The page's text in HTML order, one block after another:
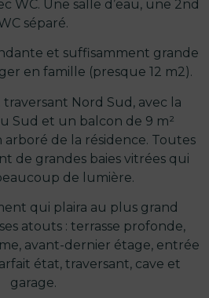
WC. Une salle d’eau, une 2nd
séparé.
et suffisamment grande
en famille (presque 12 m2).
traversant Nord Sud, avec la
Sud et un balcon de 9 m²
de la résidence. Toutes
de grandes baies vitrées qui
de lumière.
qui plaira au plus grand
atouts : terrasse profonde,
avant-dernier étage, entrée
état, traversant, cave et
garage.